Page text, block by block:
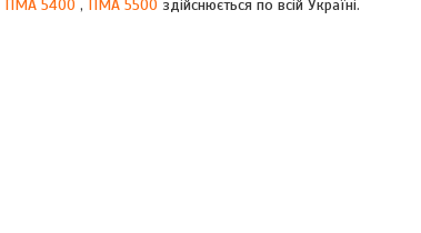
ПМА 5400 , ПМА 5500 здійснюється по всій Україні.